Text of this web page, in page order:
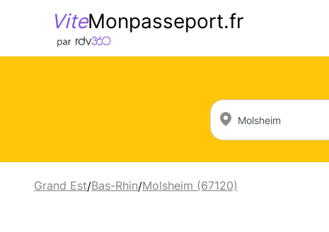
ViteMonpasseport.fr
Grand Est/Bas-Rhin/Molsheim (67120)